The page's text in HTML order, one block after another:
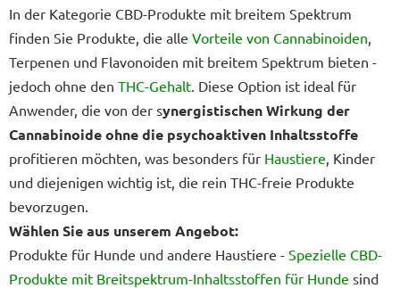
In der Kategorie CBD-Produkte mit breitem Spektrum
finden Sie Produkte, die alle Vorteile von Cannabinoiden
Terpenen und Flavonoiden mit breitem Spektrum bieten -
jedoch ohne den THC-Gehalt . Diese Option ist ideal für
Anwender, die von der synergistischen Wirkung der
Cannabinoide ohne die psychoaktiven Inhaltsstoffe
profitieren möchten, was besonders für Haustiere , Kinder
und diejenigen wichtig ist, die rein THC-freie Produkte
bevorzugen.
Wählen Sie aus unserem Angebot:
Produkte für Hunde und andere Haustiere - Spezielle CBD-
Produkte mit Breitspektrum-Inhaltsstoffen für Hunde sind